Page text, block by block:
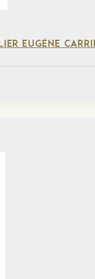
EUGÈNE